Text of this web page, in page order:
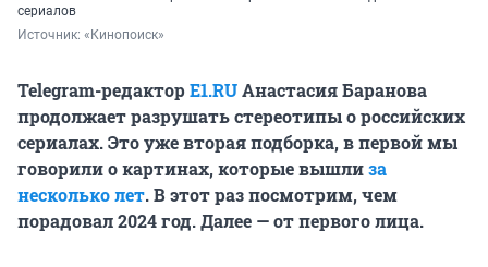
сериалов
Источник: «Кинопоиск»
Telegram-редакторE1.RUАнастасия Баранова
продолжает разрушать стереотипы о российских
сериалах. Это уже вторая подборка, в первой мы
говорили о картинах, которые вышлиза
несколько лет. В этот раз посмотрим, чем
порадовал 2024 год. Далее — от первого лица.